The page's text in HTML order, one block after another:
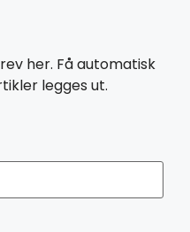
her. Få automatisk
legges ut.